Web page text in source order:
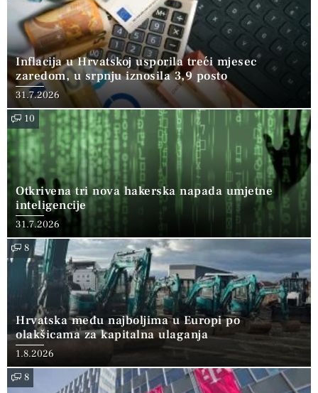
Inflacija u Hrvatskoj usporila treći mjesec
zaredom, u srpnju iznosila 3,9 posto
31.7.2026
10
Otkrivena tri nova hakerska napada umjetne
inteligencije
31.7.2026
8
Hrvatska među najboljima u Europi po
olakšicama za kapitalna ulaganja
1.8.2026
8